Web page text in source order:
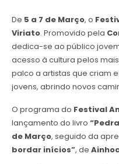
De 5 a 7 de Março, o
Viriato. Promovido pela
dedica-se ao público
acesso à cultura pelos
palco a artistas que criam
jovens, abrindo novos
O programa do Festival
lançamento do livro
de Março, seguido da
bordar inícios”, de